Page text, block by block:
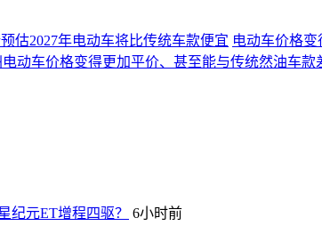
估2027年电动车将比传统车款便宜 电动车价格
电动车价格变得更加平价、甚至能与传统然油车
纪元ET增程四驱？
6小时前